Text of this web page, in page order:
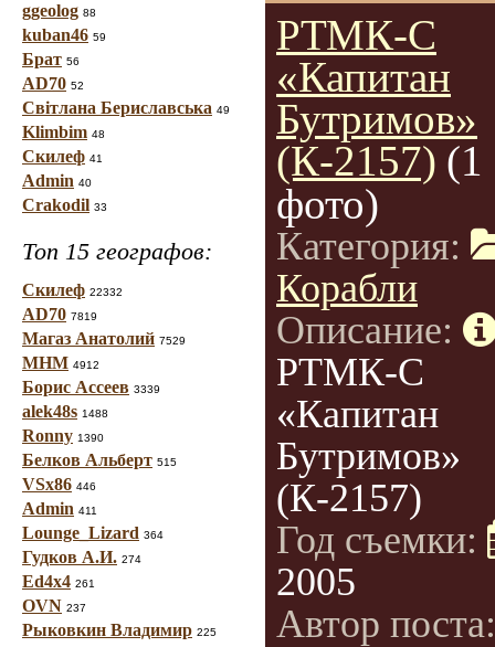
ggeolog 88
kuban46 59
Брат 56
AD70 52
Світлана Бериславська 49
Klimbim 48
Скилеф 41
Admin 40
Crakodil 33
Топ 15 географов:
Скилеф 22332
AD70 7819
Магаз Анатолий 7529
МНМ 4912
Борис Ассеев 3339
alek48s 1488
Ronny 1390
Белков Альберт 515
VSx86 446
Admin 411
Lounge_Lizard 364
Гудков А.И. 274
Ed4x4 261
OVN 237
Рыковкин Владимир 225
РТМК-С
«Капитан
Бутримов»
(К-2157) (1
фото)
Категория:
Корабли
Описание:
РТМК-С
«Капитан
Бутримов»
(К-2157)
Год съемки:
2005
Автор